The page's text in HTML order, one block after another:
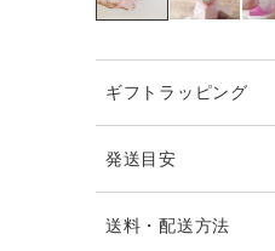
ギフトラッピング
発送目安
お届け日時等にご
送料・配送方法